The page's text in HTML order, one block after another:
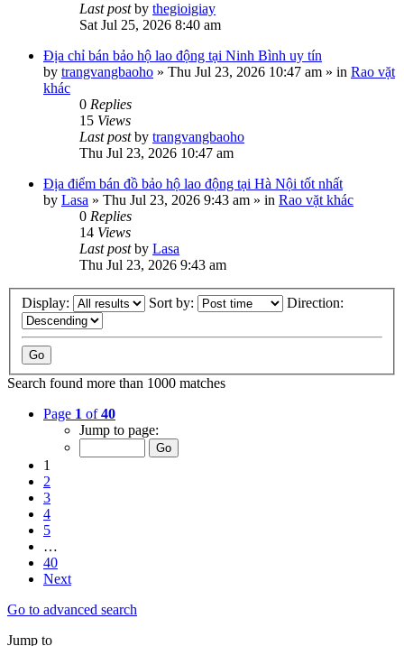
Last postby thegioigiay
Sat Jul 25, 2026 8:40 am
Địa chỉ bán bảo hộ lao động tại Ninh Bình uy tín
by trangvangbaoho » Thu Jul 23, 2026 10:47 am » in Rao vặt
khác
0 Replies
15 Views
Last postby trangvangbaoho
Thu Jul 23, 2026 10:47 am
Địa điểm bán đồ bảo hộ lao động tại Hà Nội tốt nhất
by Lasa » Thu Jul 23, 2026 9:43 am » in Rao vặt khác
0 Replies
14 Views
Last postby Lasa
Thu Jul 23, 2026 9:43 am
Display: Sort by: Direction:
Search found more than 1000 matches
Page 1 of40
Jump to page:
1
2
3
4
5
…
40
Next
Go to advanced search
Jump to